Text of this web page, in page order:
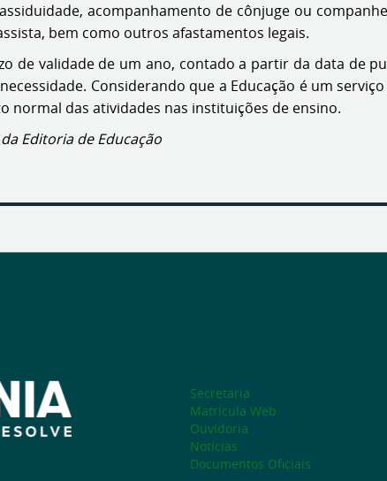
acompanhamento de cônjuge ou
bem como outros afastamentos legais.
de validade de um ano, contado a partir da data de
Considerando que a Educação é um
normal das atividades nas instituições de ensino.
Editoria de Educação
Secretaria
Matrícula Web
Ouvidoria
Notícias
Documentos Oficiais